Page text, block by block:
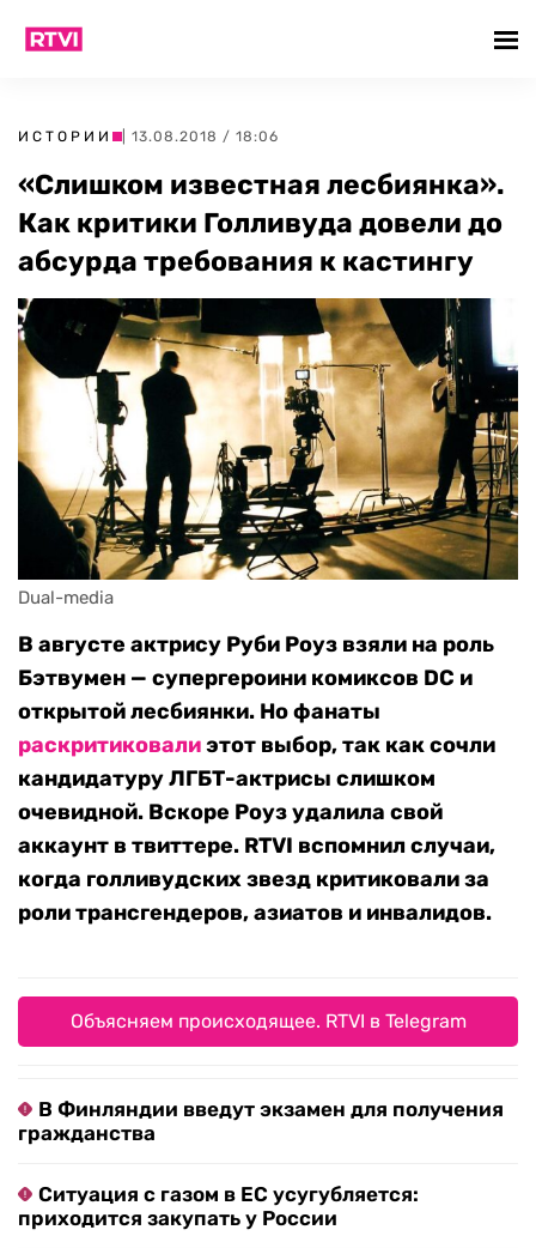
ИСТОРИИ | 13.08.2018 / 18:06
«Слишком известная лесбиянка».
Как критики Голливуда довели до
абсурда требования к кастингу
Dual-media
В августе актрису Руби Роуз взяли на роль
Бэтвумен — супергероини комиксов DC и
открытой лесбиянки. Но фанаты
раскритиковалиэтот выбор, так как сочли
кандидатуру ЛГБТ-актрисы слишком
очевидной. Вскоре Роуз удалила свой
аккаунт в твиттере. RTVI вспомнил случаи,
когда голливудских звезд критиковали за
роли трансгендеров, азиатов и инвалидов.
Объясняем происходящее. RTVI в Telegram
В Финляндии введут экзамен для получения
гражданства
Ситуация с газом в ЕС усугубляется:
приходится закупать у России